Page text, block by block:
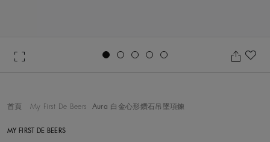
首頁 My First De Beers Aura 白金心形鑽石吊墜項鍊
MY FIRST DE BEERS